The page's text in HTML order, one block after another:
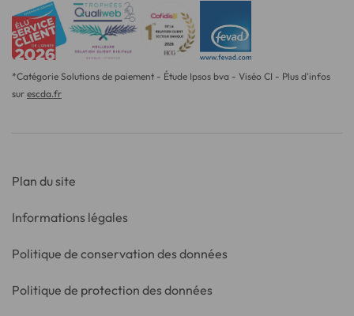
*Catégorie Solutions de paiement - Étude Ipsos bva - Viséo CI - Plus d'infos
sur escda.fr
Plan du site
Informations légales
Politique de conservation des données
Politique de protection des données